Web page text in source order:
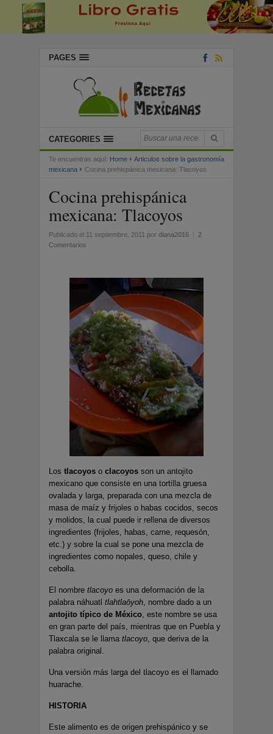
PAGES
CATEGORIES
Te encuentras aquí: Home
Articulos sobre la gastronomía
mexicana
Cocina prehispánica mexicana: Tlacoyos
Cocina prehispánica
mexicana: Tlacoyos
Publicado el 11 septiembre, 2011 por diana2016
2
Comentarios
Los tlacoyos o clacoyos son un antojito
mexicano que consiste en una tortilla gruesa
ovalada y larga, preparada con una mezcla de
masa de maíz y frijoles o habas cocidos, secos
y molidos, la cual puede ir rellena de diversos
ingredientes (frijoles, habas, carne, requesón,
etc.) y sobre la cual se pone una mezcla de
ingredientes como nopales, queso, chile y
cebolla.
El nombre tlacoyo es una deformación de la
palabra náhuatl tlahtlaōyoh, nombre dado a un
antojito típico de México, este nombre se usa
en gran parte del país, mientras que en Puebla y
Tlaxcala se le llama tlacoyo, que deriva de la
palabra original.
Una versión más larga del tlacoyo es el llamado
huarache.
HISTORIA
Este alimento es de origen prehispánico y se